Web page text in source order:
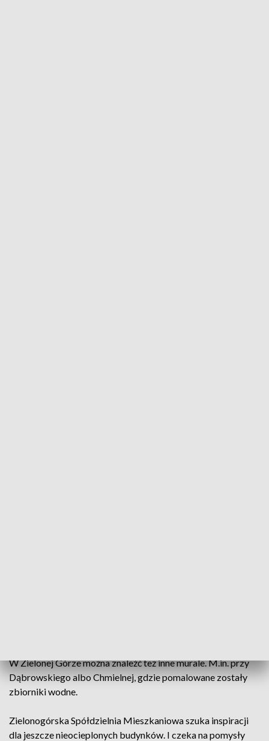
W Zielonej Górze można znaleźć też inne murale. M.in. przy
Dąbrowskiego albo Chmielnej, gdzie pomalowane zostały
zbiorniki wodne.
Zielonogórska Spółdzielnia Mieszkaniowa szuka inspiracji
dla jeszcze nieocieplonych budynków. I czeka na pomysły